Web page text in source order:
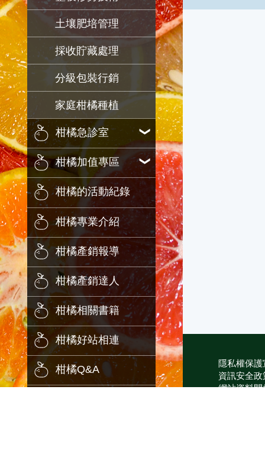
土壤肥培管理
採收貯藏處理
分級包裝行銷
家庭柑橘種植
柑橘急診室
柑橘加值專區
柑橘的活動紀錄
柑橘專業介紹
柑橘產銷報導
柑橘產銷達人
柑橘相關書籍
柑橘好站相連
柑橘Q&A
隱私權保護
資訊安全政
網站資料開